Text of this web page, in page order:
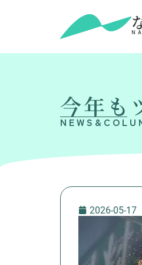
今年も
2026-05-17